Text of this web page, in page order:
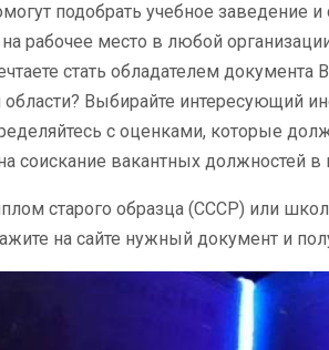
подобрать учебное заведение
рабочее место в любой
стать обладателем
Выбирайте интересующий
с оценками, которые
соискание вакантных должностей
старого образца (СССР) или
на сайте нужный документ и